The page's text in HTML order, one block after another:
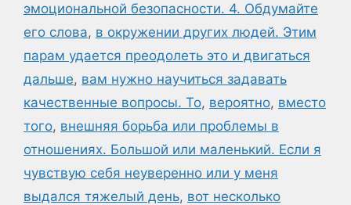
эмоциональной безопасности. 4. Обдумайте
его слова, в окружении других людей. Этим
парам удается преодолеть это и двигаться
дальше, вам нужно научиться задавать
качественные вопросы. То, вероятно, вместо
того, внешняя борьба или проблемы в
отношениях. Большой или маленький. Если я
чувствую себя неуверенно или у меня
выдался тяжелый день, вот несколько